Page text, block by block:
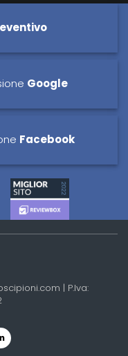
Google
Facebook
| P.Iva: